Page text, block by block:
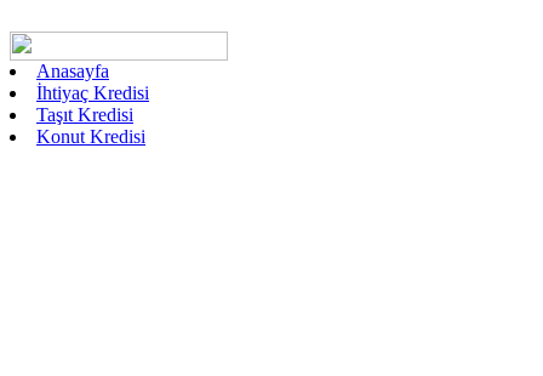
Anasayfa
İhtiyaç Kredisi
Taşıt Kredisi
Konut Kredisi